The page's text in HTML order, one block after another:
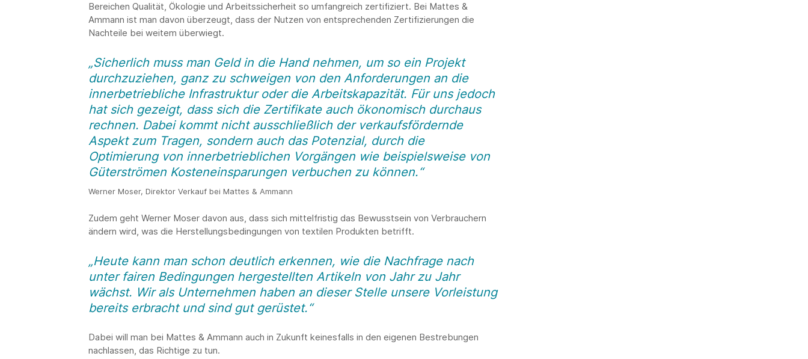
Bereichen Qualität, Ökologie und Arbeitssicherheit so umfangreich zertifiziert. Bei Mattes &
Ammann ist man davon überzeugt, dass der Nutzen von entsprechenden Zertifizierungen die
Nachteile bei weitem überwiegt.
„Sicherlich muss man Geld in die Hand nehmen, um so ein Projekt
durchzuziehen, ganz zu schweigen von den Anforderungen an die
innerbetriebliche Infrastruktur oder die Arbeitskapazität. Für uns jedoch
hat sich gezeigt, dass sich die Zertifikate auch ökonomisch durchaus
rechnen. Dabei kommt nicht ausschließlich der verkaufsfördernde
Aspekt zum Tragen, sondern auch das Potenzial, durch die
Optimierung von innerbetrieblichen Vorgängen wie beispielsweise von
Güterströmen Kosteneinsparungen verbuchen zu können.“
Werner Moser, Direktor Verkauf bei Mattes & Ammann
Zudem geht Werner Moser davon aus, dass sich mittelfristig das Bewusstsein von Verbrauchern
ändern wird, was die Herstellungsbedingungen von textilen Produkten betrifft.
„Heute kann man schon deutlich erkennen, wie die Nachfrage nach
unter fairen Bedingungen hergestellten Artikeln von Jahr zu Jahr
wächst. Wir als Unternehmen haben an dieser Stelle unsere Vorleistung
bereits erbracht und sind gut gerüstet.“
Dabei will man bei Mattes & Ammann auch in Zukunft keinesfalls in den eigenen Bestrebungen
nachlassen, das Richtige zu tun.